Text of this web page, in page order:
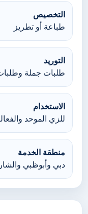
التخصيص
طباعة أو تطريز
التوريد
طلبات جملة
الاستخدام
للزي الموحد
منطقة الخدمة
دبي وأبوظبي